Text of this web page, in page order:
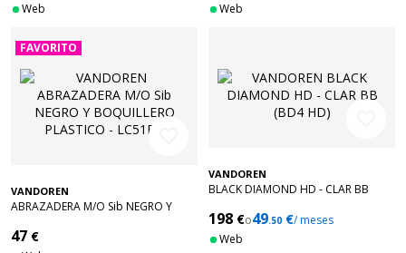
Web Web
FAVORITO
VANDOREN
ABRAZADERA M/O Sib NEGRO Y
47 €
VANDOREN
BLACK DIAMOND HD - CLAR BB
198 €o49.50 €/ meses
Web